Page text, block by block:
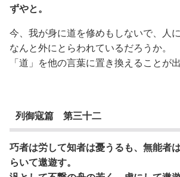
ずやと。
今、我が身に道を修めもしないで、人
なんと外にとらわれているだろうか。
「道」を他の言葉に置き換えることが
列御寇篇 第三十二
巧者は労して知者は憂うるも、無能者
らいて遨遊す。